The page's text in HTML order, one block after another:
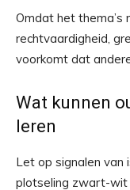
Omdat het thema’s
rechtvaardigheid,
voorkomt dat
Wat kunnen
leren
Let op signalen van
plotseling zwart-wit